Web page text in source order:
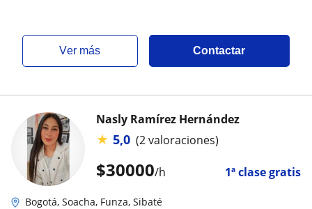
ver más Contactar
$30000/h 1ª clase gratis
Nasly Ramírez Hernández
★ 5,0 (2 valoraciones)
Bogotá, Soacha, Funza, Sibaté